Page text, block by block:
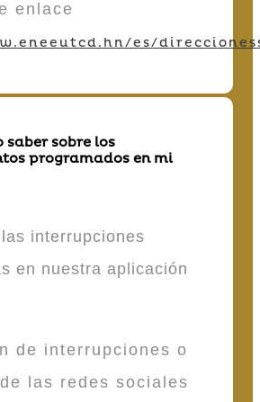
enlace
es/
saber sobre los
programados en mi
interrupciones
en nuestra aplicación
interrupciones o
las redes sociales